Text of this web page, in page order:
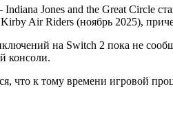
Jones and the Great Circle
Air Riders (ноябрь 2025),
на Switch 2 пока не
консоли.
что к тому времени игровой